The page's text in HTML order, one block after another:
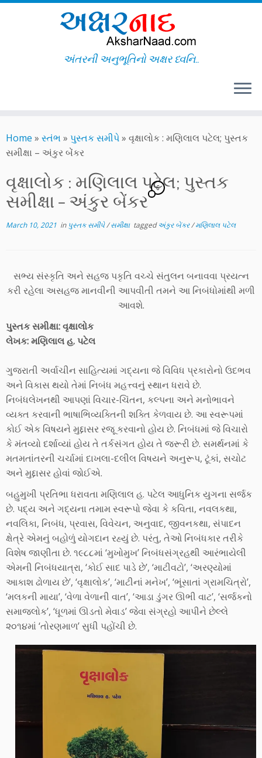
to
content
અંતરની અનુભૂતિનો અક્ષર ધ્વનિ..
Home » સ્તંભ » પુસ્તક સમીપે» વૃક્ષાલોક : મણિલાલ પટેલ; પુસ્તક
સમીક્ષા – અંકુર બેંકર
વૃક્ષાલોક : મણિલાલ પટેલ; પુસ્તક
સમીક્ષા – અંકુર બેંકર
6
March 10, 2021 in પુસ્તક સમીપે/સમીક્ષા taggedઅંકુર બેંકર/મણિલાલ પટેલ
સભ્ય સંસ્કૃતિ અને સહજ પકૃતિ વચ્ચે સંતુલન બનાવવા પ્રયત્ન
કરી રહેલા અસહજ માનવીની આપવીતી તમને આ નિબંધોમાંથી મળી
આવશે.
પુસ્તક સમીક્ષા: વૃક્ષાલોક
લેખક: મણિલાલ હ. પટેલ
ગુજરાતી અર્વાચીન સાહિત્યમાં ગદ્યના જે વિવિધ પ્રકારોનો ઉદભવ
અને વિકાસ થયો તેમાં નિબંધ મહત્ત્વનું સ્થાન ધરાવે છે.
નિબંધલેખનથી આપણાં વિચાર-ચિંતન, કલ્પના અને મનોભાવને
વ્યક્ત કરવાની ભાષાભિવ્યક્તિની શક્તિ કેળવાય છે. આ સ્વરૂપમાં
કોઈ એક વિષયને મુદ્દાસર રજૂ કરવાનો હોય છે. નિબંધમાં જે વિચારો
કે મંતવ્યો દર્શાવ્યાં હોય તે તર્કસંગત હોય તે જરૂરી છે. સમર્થનમાં કે
મતમતાંતરની ચર્ચામાં દાખલા-દલીલ વિષયને અનુરૂપ, ટૂંકાં, સચોટ
અને મુદ્દાસર હોવાં જોઈએ.
બહુમુખી પ્રતિભા ધરાવતા મણિલાલ હ. પટેલ આધુનિક યુગના સર્જક
છે. પદ્ય અને ગદ્યના તમામ સ્વરૂપો જેવા કે કવિતા, નવલકથા,
નવલિકા, નિબંધ, પ્રવાસ, વિવેચન, અનુવાદ, જીવનકથા, સંપાદન
ક્ષેત્રે એમનું બહોળું યોગદાન રહ્યું છે. પરંતુ, તેઓ નિબંધકાર તરીકે
વિશેષ જાણીતા છે. ૧૯૮૮માં ‘મુખોમુખ’ નિબંધસંગ્રહથી આરંભાયેલી
એમની નિબંધયાત્રા, ‘કોઈ સાદ પાડે છે’, ‘માટીવટો’, ‘અરણ્યોમાં
આકાશ ઢોળાય છે’, ‘વૃક્ષાલોક’, ‘માટીનાં મનેખ’, ‘ભૂંસાતાં ગ્રામચિત્રો’,
‘મલકની માયા’, ‘વેળા વેળાની વાત’, ‘આડા ડુંગર ઊભી વાટ’, ‘સર્જકનો
સમાજલોક’, ‘ધૂળમાં ઊડતો મેવાડ’ જેવા સંગ્રહો આપીને છેલ્લે
૨૦૧૪માં ‘તોરણમાળ’ સુધી પહોંચી છે.